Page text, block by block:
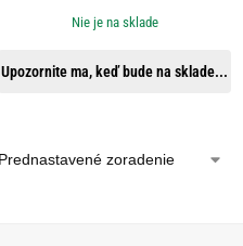
Upozornite ma, keď bude na sklade...
Nie je na sklade